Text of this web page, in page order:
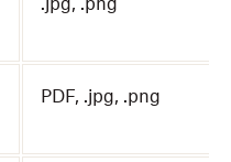
PDF, .jpg, .png